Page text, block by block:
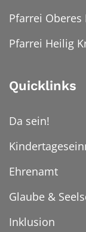
Pfarrei
Pfarrei Heilig
Quicklinks
Da sein!
Ehrenamt
Glaube &
Inklusion